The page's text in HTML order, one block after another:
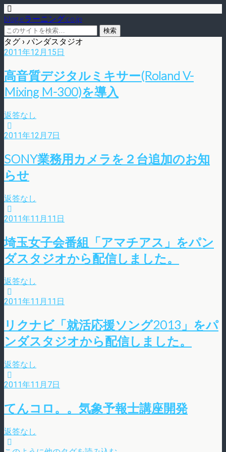
blog.eラーニング.co.jp
タグ › パンダスタジオ
2011年12月15日
高音質デジタルミキサー(Roland V-
Mixing M-300)を導入
返答なし
2011年12月7日
SONY業務用カメラを２台追加のお知
らせ
返答なし
2011年11月11日
埼玉女子会番組「アマチアス」をパン
ダスタジオから配信しました。
返答なし
2011年11月11日
リクナビ「就活応援ソング2013」をパ
ンダスタジオから配信しました。
返答なし
2011年11月7日
てんコロ。。気象予報士講座開発
返答なし